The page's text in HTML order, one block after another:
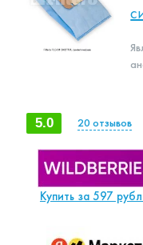
5.0 20 отзывов
Купить за 597